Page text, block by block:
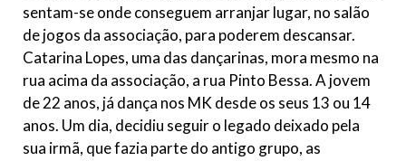
sentam-se onde conseguem arranjar lugar, no salão
de jogos da associação, para poderem descansar.
Catarina Lopes, uma das dançarinas, mora mesmo na
rua acima da associação, a rua Pinto Bessa. A jovem
de 22 anos, já dança nos MK desde os seus 13 ou 14
anos. Um dia, decidiu seguir o legado deixado pela
sua irmã, que fazia parte do antigo grupo, as